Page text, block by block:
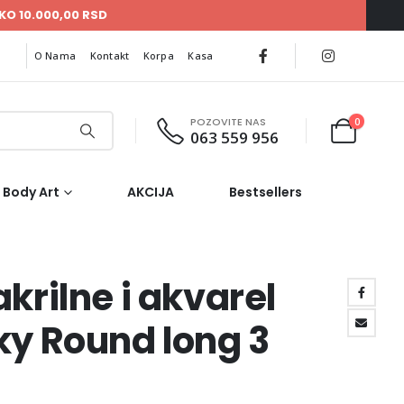
10.000,00 RSD
O Nama Kontakt Korpa Kasa
POZOVITE NAS
063 559 956
0
Body Art AKCIJA Bestsellers
i akvarel
Round long 3